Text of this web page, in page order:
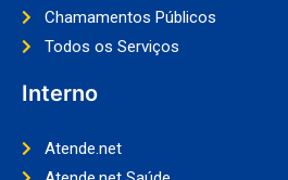
Chamamentos Públicos
Todos os Serviços
Interno
Atende.net